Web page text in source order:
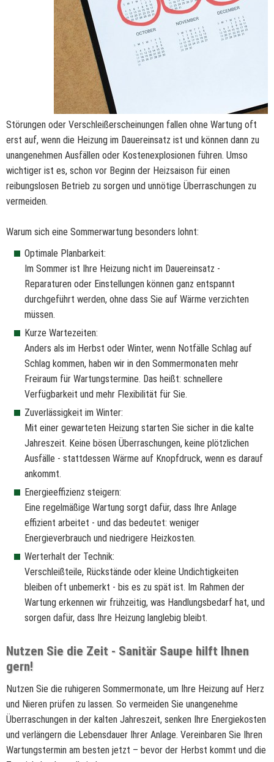
Störungen oder Verschleißerscheinungen fallen ohne Wartung oft
erst auf, wenn die Heizung im Dauereinsatz ist und können dann zu
unangenehmen Ausfällen oder Kostenexplosionen führen. Umso
wichtiger ist es, schon vor Beginn der Heizsaison für einen
reibungslosen Betrieb zu sorgen und unnötige Überraschungen zu
vermeiden.
Warum sich eine Sommerwartung besonders lohnt:
Optimale Planbarkeit:
Im Sommer ist Ihre Heizung nicht im Dauereinsatz -
Reparaturen oder Einstellungen können ganz entspannt
durchgeführt werden, ohne dass Sie auf Wärme verzichten
müssen.
Kurze Wartezeiten:
Anders als im Herbst oder Winter, wenn Notfälle Schlag auf
Schlag kommen, haben wir in den Sommermonaten mehr
Freiraum für Wartungstermine. Das heißt: schnellere
Verfügbarkeit und mehr Flexibilität für Sie.
Zuverlässigkeit im Winter:
Mit einer gewarteten Heizung starten Sie sicher in die kalte
Jahreszeit. Keine bösen Überraschungen, keine plötzlichen
Ausfälle - stattdessen Wärme auf Knopfdruck, wenn es darauf
ankommt.
Energieeffizienz steigern:
Eine regelmäßige Wartung sorgt dafür, dass Ihre Anlage
effizient arbeitet - und das bedeutet: weniger
Energieverbrauch und niedrigere Heizkosten.
Werterhalt der Technik:
Verschleißteile, Rückstände oder kleine Undichtigkeiten
bleiben oft unbemerkt - bis es zu spät ist. Im Rahmen der
Wartung erkennen wir frühzeitig, was Handlungsbedarf hat, und
sorgen dafür, dass Ihre Heizung langlebig bleibt.
Nutzen Sie die Zeit - Sanitär Saupe hilft Ihnen
gern!
Nutzen Sie die ruhigeren Sommermonate, um Ihre Heizung auf Herz
und Nieren prüfen zu lassen. So vermeiden Sie unangenehme
Überraschungen in der kalten Jahreszeit, senken Ihre Energiekosten
und verlängern die Lebensdauer Ihrer Anlage. Vereinbaren Sie Ihren
Wartungstermin am besten jetzt – bevor der Herbst kommt und die